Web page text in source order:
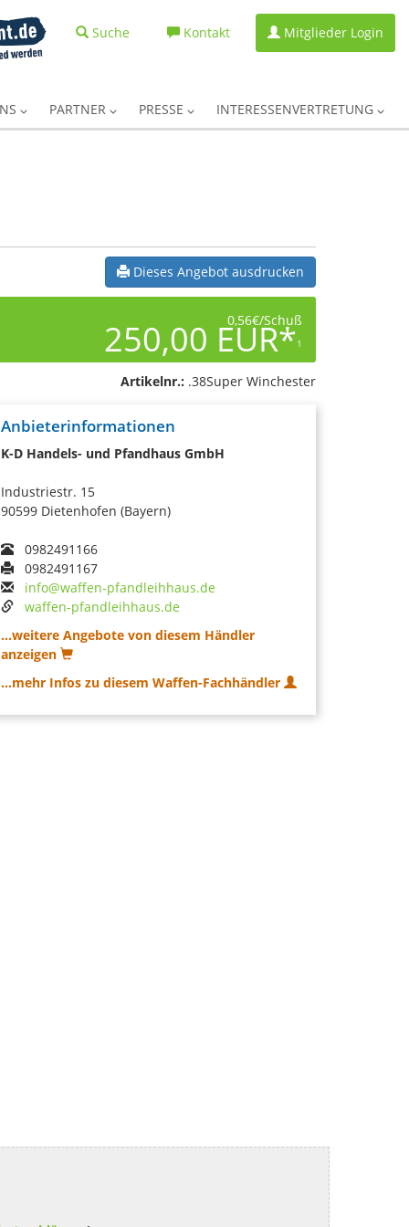
Suche Kontakt Mitglieder Login
PARTNER PRESSE INTERESSENVERTRETUNG
Dieses Angebot ausdrucken
0,56€/Schuß
250,00 EUR*1
Artikelnr.: .38Super Winchester
Anbieterinformationen
K-D Handels- und Pfandhaus GmbH
Industriestr. 15
90599 Dietenhofen (Bayern)
0982491166
0982491167
info@waffen-pfandleihhaus.de
waffen-pfandleihhaus.de
...weitere Angebote von diesem Händler
anzeigen
...mehr Infos zu diesem Waffen-Fachhändler